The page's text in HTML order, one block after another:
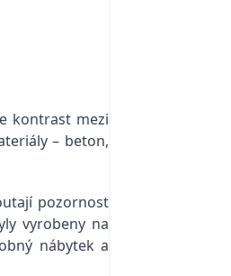
kontrast mezi
– beton,
pozornost
vyrobeny na
nábytek a